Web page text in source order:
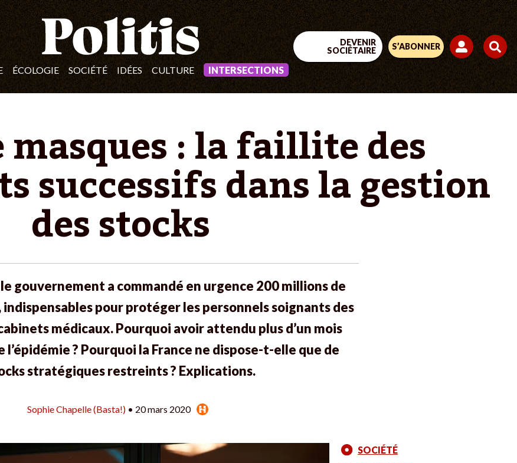
ÉCOLOGIE SOCIÉTÉ IDÉES CULTURE INTERSECTIONS
DEVENIR
SOCIÉTAIRE
S’ABONNER
: la faillite des
successifs dans la gestion
des stocks
gouvernement a commandé en urgence 200 millions de
indispensables pour protéger les personnels soignants des
médicaux. Pourquoi avoir attendu plus d’un mois
l’épidémie ? Pourquoi la France ne dispose-t-elle que de
stratégiques restreints ? Explications.
Sophie Chapelle (Basta!) • 20 mars 2020
SOCIÉTÉ